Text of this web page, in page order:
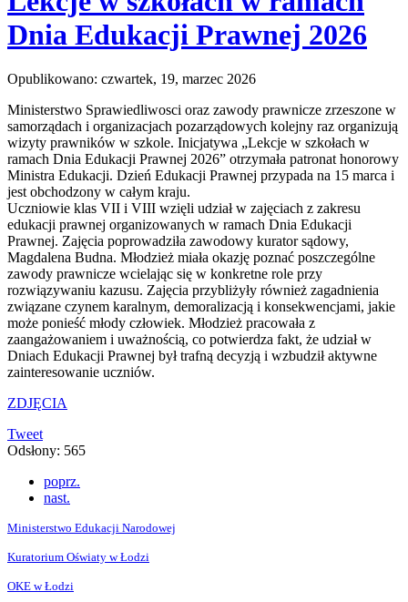
Dnia Edukacji Prawnej 2026
Opublikowano: czwartek, 19, marzec 2026
Ministerstwo Sprawiedliwosci oraz zawody prawnicze zrzeszone w
samorządach i organizacjach pozarządowych kolejny raz organizują
wizyty prawników w szkole. Inicjatywa „Lekcje w szkołach w
ramach Dnia Edukacji Prawnej 2026” otrzymała patronat honorowy
Ministra Edukacji. Dzień Edukacji Prawnej przypada na 15 marca i
jest obchodzony w całym kraju.
Uczniowie klas VII i VIII wzięli udział w zajęciach z zakresu
edukacji prawnej organizowanych w ramach Dnia Edukacji
Prawnej. Zajęcia poprowadziła zawodowy kurator sądowy,
Magdalena Budna. Młodzież miała okazję poznać poszczególne
zawody prawnicze wcielając się w konkretne role przy
rozwiązywaniu kazusu. Zajęcia przybliżyły również zagadnienia
związane czynem karalnym, demoralizacją i konsekwencjami, jakie
może ponieść młody człowiek. Młodzież pracowała z
zaangażowaniem i uważnością, co potwierdza fakt, że udział w
Dniach Edukacji Prawnej był trafną decyzją i wzbudził aktywne
zainteresowanie uczniów.
ZDJĘCIA
Tweet
Odsłony: 565
poprz.
nast.
Ministerstwo Edukacji Narodowej
Kuratorium Oświaty w Łodzi
OKE w Łodzi